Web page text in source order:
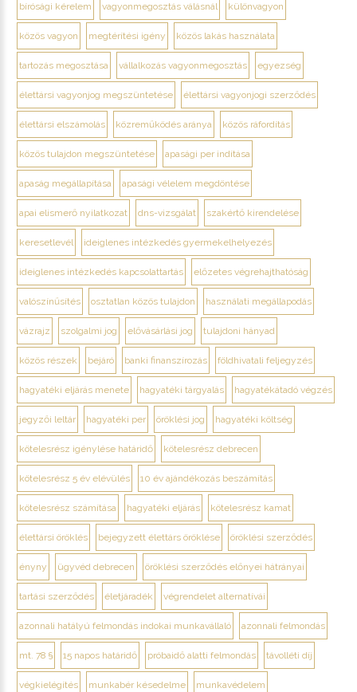
bírósági kérelem vagyonmegosztás válásnál különvagyon
közös vagyon megtérítési igény közös lakás használata
tartozás megosztása vállalkozás vagyonmegosztás egyezség
élettársi vagyonjog megszüntetése élettársi vagyonjogi szerződés
élettársi elszámolás közreműködés aránya közös ráfordítás
közös tulajdon megszüntetése apasági per indítása
apaság megállapítása apasági vélelem megdöntése
apai elismerő nyilatkozat dns-vizsgálat szakértő kirendelése
keresetlevél ideiglenes intézkedés gyermekelhelyezés
ideiglenes intézkedés kapcsolattartás előzetes végrehajthatóság
valószínűsítés osztatlan közös tulajdon használati megállapodás
vázrajz szolgalmi jog elővásárlási jog tulajdoni hányad
közös részek bejáró banki finanszírozás földhivatali feljegyzés
hagyatéki eljárás menete hagyatéki tárgyalás hagyatékátadó végzés
jegyzői leltár hagyatéki per öröklési jog hagyatéki költség
kötelesrész igénylése határidő kötelesrész debrecen
kötelesrész 5 év elévülés 10 év ajándékozás beszámítás
kötelesrész számítása hagyatéki eljárás kötelesrész kamat
élettársi öröklés bejegyzett élettárs öröklése öröklési szerződés
ényny ügyvéd debrecen öröklési szerződés előnyei hátrányai
tartási szerződés életjáradék végrendelet alternatívái
azonnali hatályú felmondás indokai munkavállaló azonnali felmondás
mt. 78 § 15 napos határidő próbaidő alatti felmondás távolléti díj
végkielégítés munkabér késedelme munkavédelem